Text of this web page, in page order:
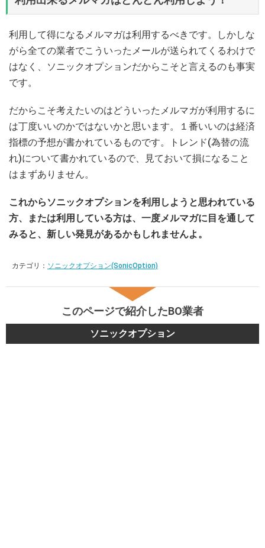
利用して得になるメルマガは利用するべきです。しかしな
がら全ての業者でこういったメールが送られてくるわけで
はなく、ソニックオプションだからこそと言えるのも事実
です。
だからこそ考えたいのはどういったメルマガが利用するに
は丁度いいのかではないかと思います。１番いいのは経済
指標の予想が書かれているものです。トレンド(為替の流
れ)について書かれているので、見ておいて損になること
はまずありません。
これからソニックオプションを利用しようと思われている
方、または利用している方は、一度メルマガに目を通して
みると、新しい発見があるかもしれませんよ。
カテゴリ： ソニックオプション(SonicOption)
このページで紹介したBO業者
ソニックオプション